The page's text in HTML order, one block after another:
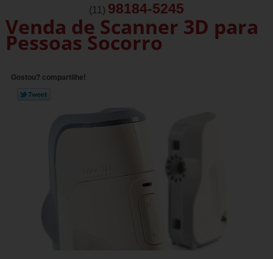
(11) 98184-5245
Venda de Scanner 3D para
Pessoas Socorro
Gostou? compartilhe!